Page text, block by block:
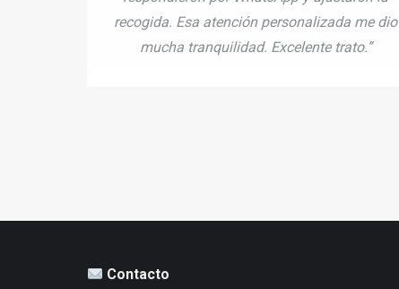
recogida. Esa atención personalizada me dio
mucha tranquilidad. Excelente trato.”
Contacto